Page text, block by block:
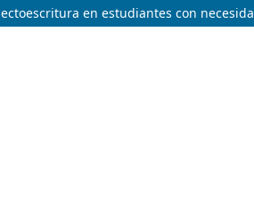
en estudiantes con